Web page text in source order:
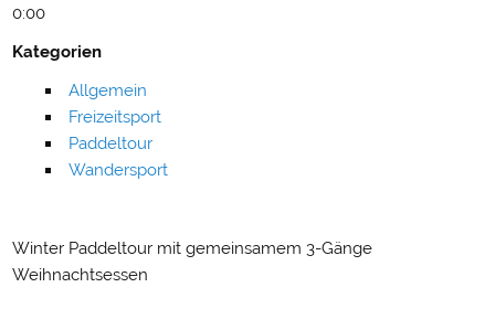
0:00
Kategorien
Allgemein
Freizeitsport
Paddeltour
Wandersport
Winter Paddeltour mit gemeinsamem 3-Gänge
Weihnachtsessen